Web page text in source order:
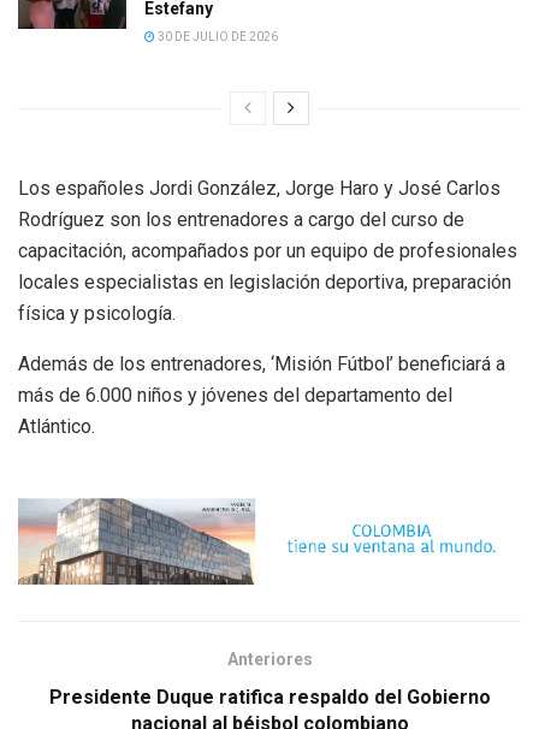
Estefany
30 DE JULIO DE 2026
Los españoles Jordi González, Jorge Haro y José Carlos
Rodríguez son los entrenadores a cargo del curso de
capacitación, acompañados por un equipo de profesionales
locales especialistas en legislación deportiva, preparación
física y psicología.
Además de los entrenadores, ‘Misión Fútbol’ beneficiará a
más de 6.000 niños y jóvenes del departamento del
Atlántico.
Anteriores
Presidente Duque ratifica respaldo del Gobierno
nacional al béisbol colombiano